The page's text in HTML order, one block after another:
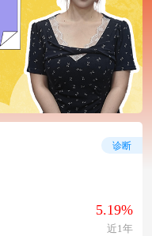
5.19%
近1年
诊断